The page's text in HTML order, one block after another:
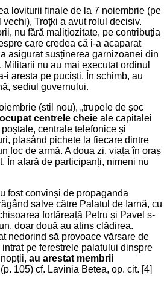
loviturii finale de la 7 noiembrie (pe
Troțki a avut rolul decisiv.
nu fără malițiozitate, pe contribuția
care credea că i-a acaparat
asigurat susținerea garnizoanei din
nu au mai executat ordinul
i aresta pe puciști. În schimb, au
sediul guvernului.
(stil nou), „trupele de șoc
centrele cheie ale capitalei
centrale telefonice și
plasând pichete la fiecare dintre
foc de armă. A doua zi, viața în oraș
În afară de participanți, nimeni nu
fost convinși de propaganda
salve către Palatul de Iarnă, cu
fortăreață Petru și Pavel s-
doar două au atins clădirea.
nedorind să provoace vărsare de
pe ferestrele palatului dinspre
au arestat membrii
105) cf. Lavinia Betea, op. cit. [4]